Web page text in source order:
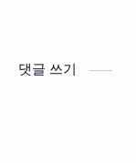
댓글 쓰기